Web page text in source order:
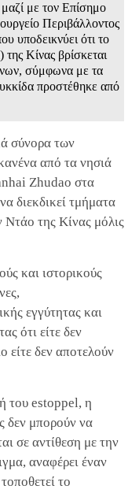
με τον Επίσημο
Περιβάλλοντος
υποδεικνύει ότι το
Κίνας βρίσκεται
σύμφωνα με τα
προστέθηκε από
σύνορα των
από τα νησιά
Zhudao στα
διεκδικεί τμήματα
της Κίνας μόλις
και ιστορικούς
εγγύτητας και
ότι είτε δεν
είτε δεν αποτελούν
του estoppel, η
δεν μπορούν να
σε αντίθεση με την
αναφέρει έναν
το